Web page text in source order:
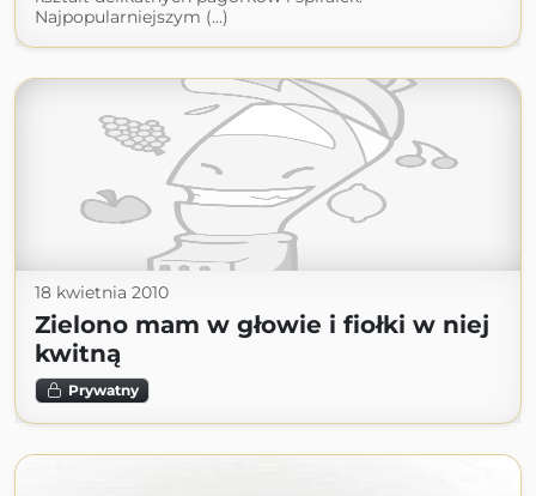
Najpopularniejszym (...)
18 kwietnia 2010
Zielono mam w głowie i fiołki w niej
kwitną
Prywatny